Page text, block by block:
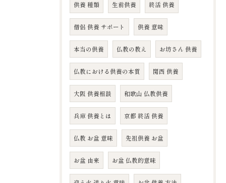
供養 種類 生前供養 終活 供養
僧侶 供養 サポート 供養 意味
本当の供養 仏教の教え お坊さん 供養
仏教における供養の本質 関西 供養
大阪 供養相談 和歌山 仏教供養
兵庫 供養とは 京都 終活 供養
仏教 お盆 意味 先祖供養 お盆
お盆 由来 お盆 仏教的意味